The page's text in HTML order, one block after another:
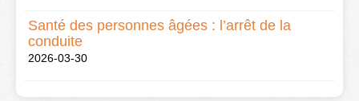
Santé des personnes âgées : l’arrêt de la
conduite
2026-03-30